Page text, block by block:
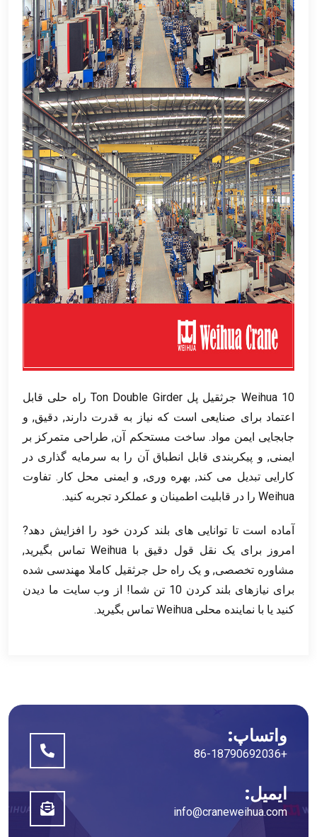
Weihua 10 جرثقیل پل Ton Double Girder راه حلی قابل
اعتماد برای صنایعی است که نیاز به قدرت دارند, دقیق, و
جابجایی ایمن مواد. ساخت مستحکم آن, طراحی متمرکز بر
ایمنی, و پیکربندی قابل انطباق آن را به سرمایه گذاری در
کارایی تبدیل می کند, بهره وری, و ایمنی محل کار. تفاوت
Weihua را در قابلیت اطمینان و عملکرد تجربه کنید.
آماده است تا توانایی های بلند کردن خود را افزایش دهد?
امروز برای یک نقل قول دقیق با Weihua تماس بگیرید,
مشاوره تخصصی, و یک راه حل جرثقیل کاملا مهندسی شده
برای نیازهای بلند کردن 10 تن شما! از وب سایت ما دیدن
کنید یا با نماینده محلی Weihua تماس بگیرید.
واتساپ:
+86-18790692036
ایمیل:
info@craneweihua.com